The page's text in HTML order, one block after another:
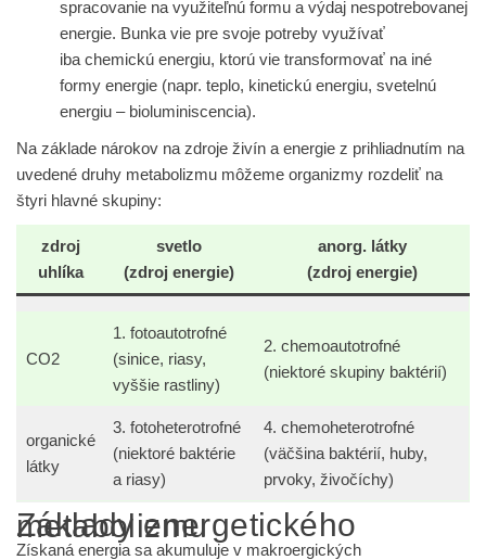
spracovanie na využiteľnú formu a výdaj nespotrebovanej
energie. Bunka vie pre svoje potreby využívať
iba chemickú energiu, ktorú vie transformovať na iné
formy energie (napr. teplo, kinetickú energiu, svetelnú
energiu – bioluminiscencia).
Na základe nárokov na zdroje živín a energie z prihliadnutím na
uvedené druhy metabolizmu môžeme organizmy rozdeliť na
štyri hlavné skupiny:
zdroj
uhlíka
svetlo
(zdroj energie)
anorg. látky
(zdroj energie)
CO2
1. fotoautotrofné
(sinice, riasy,
vyššie rastliny)
2. chemoautotrofné
(niektoré skupiny baktérií)
organické
látky
3. fotoheterotrofné
(niektoré baktérie
a riasy)
4. chemoheterotrofné
(väčšina baktérií, huby,
prvoky, živočíchy)
Základy energetického metabolizmu
Získaná energia sa akumuluje v makroergických